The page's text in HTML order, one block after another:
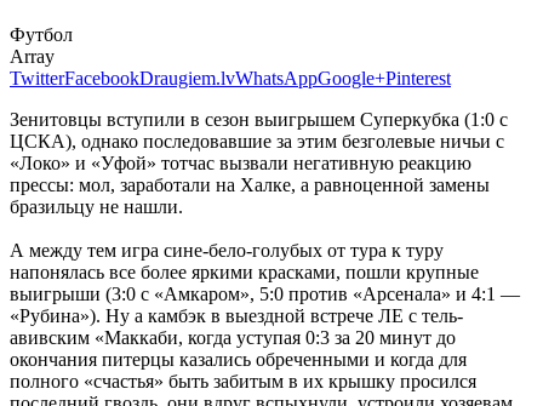
Футбол
Array
TwitterFacebookDraugiem.lvWhatsAppGoogle+Pinterest
Зенитовцы вступили в сезон выигрышем Суперкубка (1:0 с
ЦСКА), однако последовавшие за этим безголевые ничьи с
«Локо» и «Уфой» тотчас вызвали негативную реакцию
прессы: мол, заработали на Халке, а равноценной замены
бразильцу не нашли.
А между тем игра сине-бело-голубых от тура к туру
напонялась все более яркими красками, пошли крупные
выигрыши (3:0 с «Амкаром», 5:0 против «Арсенала» и 4:1 —
«Рубина»). Ну а камбэк в выездной встрече ЛЕ с тель-
авивским «Маккаби, когда уступая 0:3 за 20 минут до
окончания питерцы казались обреченными и когда для
полного «счастья» быть забитым в их крышку просился